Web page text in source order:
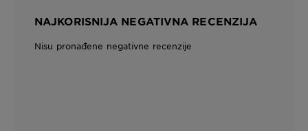
NAJKORISNIJA NEGATIVNA RECENZIJA
Nisu pronađene negativne recenzije